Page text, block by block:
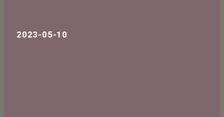
2023-05-10